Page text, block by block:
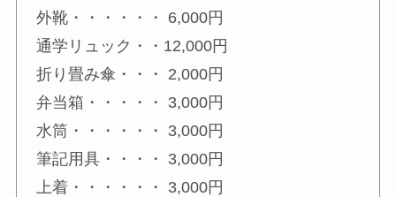
外靴・・・・・・ 6,000円
通学リュック・・12,000円
折り畳み傘・・・ 2,000円
弁当箱・・・・・ 3,000円
水筒・・・・・・ 3,000円
筆記用具・・・・ 3,000円
上着・・・・・・ 3,000円